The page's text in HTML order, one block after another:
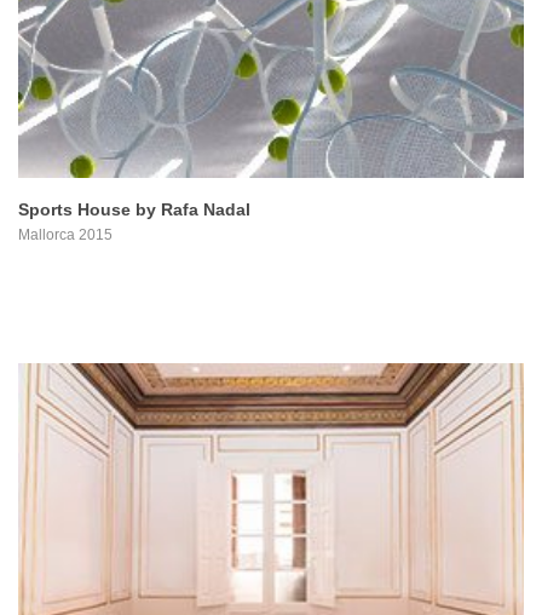
PROYECTO
Sports House by Rafa Nadal
Mallorca 2015
PROYECTO